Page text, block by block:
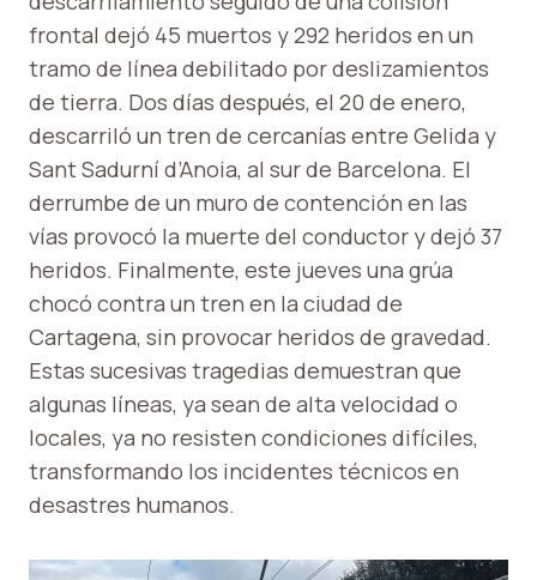
frontal dejó 45 muertos y 292 heridos en un
tramo de línea debilitado por deslizamientos
de tierra. Dos días después, el 20 de enero,
descarriló un tren de cercanías entre Gelida y
Sant Sadurní d’Anoia, al sur de Barcelona. El
derrumbe de un muro de contención en las
vías provocó la muerte del conductor y dejó 37
heridos. Finalmente, este jueves una grúa
chocó contra un tren en la ciudad de
Cartagena, sin provocar heridos de gravedad.
Estas sucesivas tragedias demuestran que
algunas líneas, ya sean de alta velocidad o
locales, ya no resisten condiciones difíciles,
transformando los incidentes técnicos en
desastres humanos.